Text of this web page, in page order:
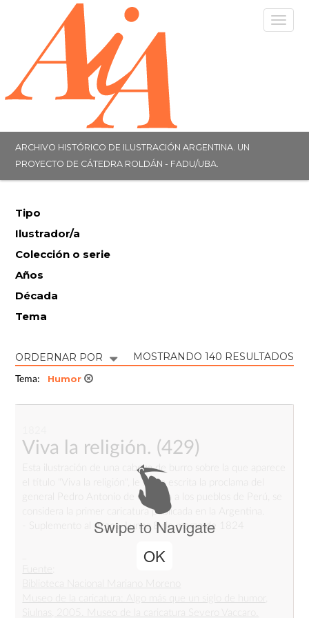
ARCHIVO HISTÓRICO DE ILUSTRACIÓN ARGENTINA. UN
PROYECTO DE CÁTEDRA ROLDÁN - FADU/UBA.
Tipo
Ilustrador/a
Colección o serie
Años
Década
Tema
ORDERNAR POR MOSTRANDO 140 RESULTADOS
Tema: Humor
Viva la religión. (429)
Esta ilustración de una cabeza de burro sobre la que aparece
el título "Viva la religión", le sigue escrita la proclama del
general Pedro Antonio de Olañeta a los pueblos de Perú, se
considera la primer caricatura publicada en la Argentina.
- Suplemento al Argos. Lunes 8 de marzo de 1824
Swipe to Navigate
OK